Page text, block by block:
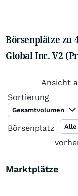
Börsenplätze zu
Global Inc. V2
Ansicht
Sortierung
Gesamtvolumen
Börsenplatz Alle
Marktplätze